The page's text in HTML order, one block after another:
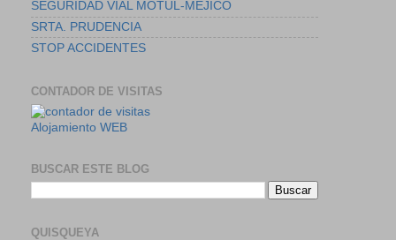
SEGURIDAD VIAL MOTUL-MÉJICO
SRTA. PRUDENCIA
STOP ACCIDENTES
CONTADOR DE VISITAS
Alojamiento WEB
BUSCAR ESTE BLOG
QUISQUEYA